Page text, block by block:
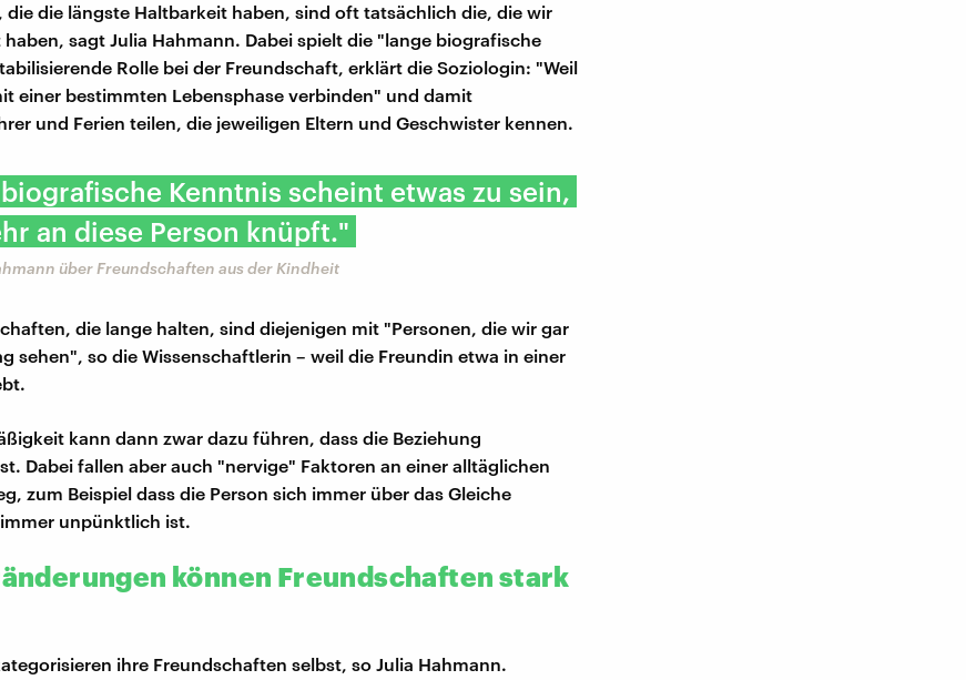
die die längste Haltbarkeit haben, sind oft tatsächlich die, die wir
sagt Julia Hahmann. Dabei spielt die "lange biografische
Rolle bei der Freundschaft, erklärt die Soziologin: "Weil
einer bestimmten Lebensphase verbinden" und damit
und Ferien teilen, die jeweiligen Eltern und Geschwister kennen.
Kenntnis scheint etwas zu sein,
an diese Person knüpft."
über Freundschaften aus der Kindheit
die lange halten, sind diejenigen mit "Personen, die wir gar
sehen", so die Wissenschaftlerin – weil die Freundin etwa in einer
kann dann zwar dazu führen, dass die Beziehung
Dabei fallen aber auch "nervige" Faktoren an einer alltäglichen
zum Beispiel dass die Person sich immer über das Gleiche
unpünktlich ist.
können Freundschaften stark
ihre Freundschaften selbst, so Julia Hahmann.